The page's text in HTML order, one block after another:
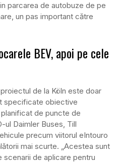
parcarea de autobuze de pe
un pas important către
BEV, apoi pe cele
de la Köln este doar
specificate obiective
de puncte de
ul Daimler Buses, Till
precum viitorul eIntouro
mai scurte. „Acestea sunt
scenarii de aplicare pentru